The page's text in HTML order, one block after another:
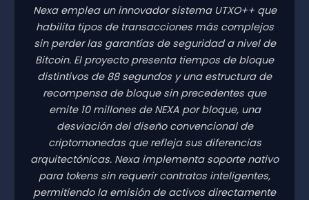
Nexa emplea un innovador sistema UTXO++ que
habilita tipos de transacciones más complejos
sin perder las garantías de seguridad a nivel de
Bitcoin. El proyecto presenta tiempos de bloque
distintivos de 88 segundos y una estructura de
recompensa de bloque sin precedentes que
emite 10 millones de NEXA por bloque, una
desviación del diseño convencional de
criptomonedas que refleja sus diferencias
arquitectónicas. Nexa implementa soporte nativo
para tokens sin requerir contratos inteligentes,
permitiendo la emisión de activos directamente